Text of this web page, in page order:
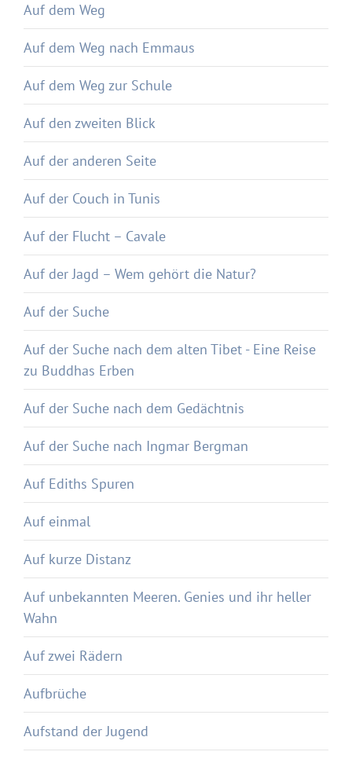
Auf dem Weg
Auf dem Weg nach Emmaus
Auf dem Weg zur Schule
Auf den zweiten Blick
Auf der anderen Seite
Auf der Couch in Tunis
Auf der Flucht – Cavale
Auf der Jagd – Wem gehört die Natur?
Auf der Suche
Auf der Suche nach dem alten Tibet - Eine Reise
zu Buddhas Erben
Auf der Suche nach dem Gedächtnis
Auf der Suche nach Ingmar Bergman
Auf Ediths Spuren
Auf einmal
Auf kurze Distanz
Auf unbekannten Meeren. Genies und ihr heller
Wahn
Auf zwei Rädern
Aufbrüche
Aufstand der Jugend